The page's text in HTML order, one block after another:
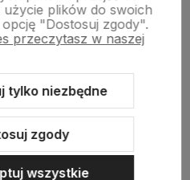
Szablon Shoper Modern 3.0™
plików do swoich
"Dostosuj zgody".
przeczytasz w naszej
tylko niezbędne
zgody
wszystkie